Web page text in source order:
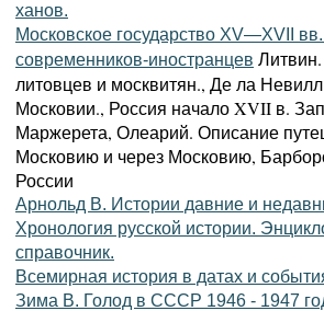
ханов.
Московское государство XV—XVII
современников-иностранцев
литовцев и москвитян., Де ла
Московии., Россия начало XVII в.
Маржерета, Олеарий. Описание
Московию и через Московию,
России
Арнольд В. Истории давние и
Хронология русской истории.
справочник.
Всемирная история в датах и
Зима В. Голод в СССР 1946 - 1947